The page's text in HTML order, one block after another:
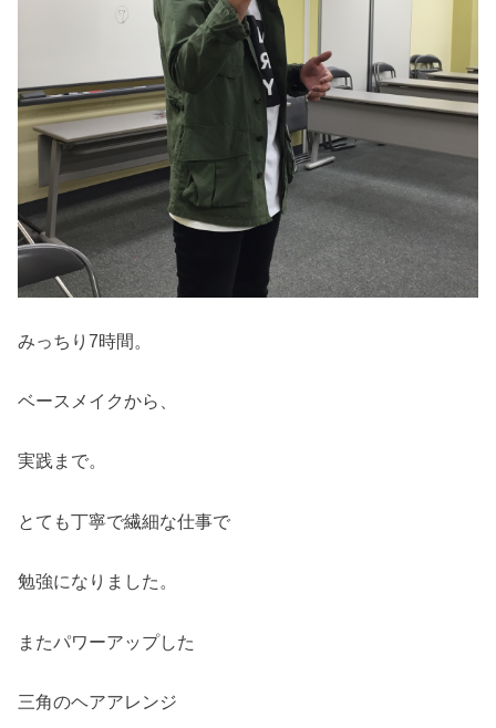
みっちり7時間。
ベースメイクから、
実践まで。
とても丁寧で繊細な仕事で
勉強になりました。
またパワーアップした
三角のヘアアレンジ